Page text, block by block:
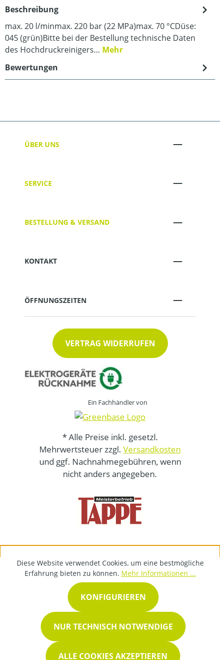
Beschreibung
max. 20 l/minmax. 220 bar (22 MPa)max. 70 °CDüse:
045 (grün)Bitte bei der Bestellung technische Daten
des Hochdruckreinigers… Mehr
Bewertungen
ÜBER UNS
SERVICE
BESTELLUNG & VERSAND
KONTAKT
ÖFFNUNGSZEITEN
VERTRAG WIDERRUFEN
Ein Fachhändler von
* Alle Preise inkl. gesetzl.
Mehrwertsteuer zzgl. Versandkosten
und ggf. Nachnahmegebühren, wenn
nicht anders angegeben.
Diese Website verwendet Cookies, um eine bestmögliche
Erfahrung bieten zu können. Mehr Informationen ...
NUR TECHNISCH NOTWENDIGE
KONFIGURIEREN
ALLE COOKIES AKZEPTIEREN